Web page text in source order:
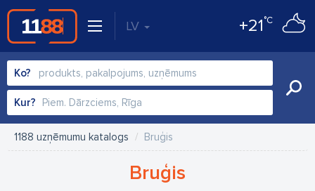
LV +21°C
Ko?
Kur?
1188 uzņēmumu katalogs Bruģis
Bruģis